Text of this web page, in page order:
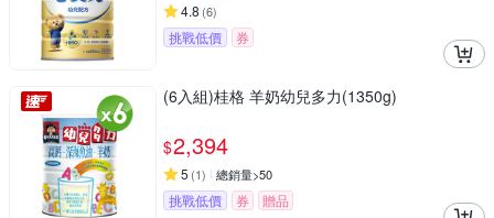
4.8 (6)
挑戰低價 券
(6入組)桂格 羊奶幼兒多力(1350g)
$2,394
5 (1) 總銷量>50
挑戰低價 券 贈品